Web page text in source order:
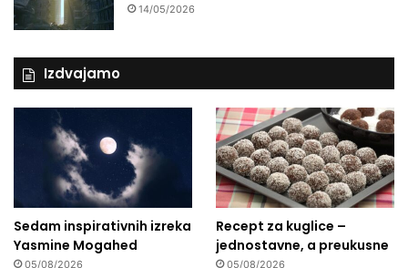
14/05/2026
Izdvajamo
Sedam inspirativnih izreka
Yasmine Mogahed
05/08/2026
Recept za kuglice –
jednostavne, a preukusne
05/08/2026